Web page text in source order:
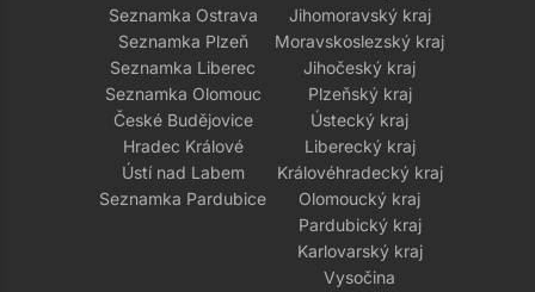
Seznamka Ostrava
Seznamka Plzeň
Seznamka Liberec
Seznamka Olomouc
České Budějovice
Hradec Králové
Ústí nad Labem
Seznamka Pardubice
Jihomoravský kraj
Moravskoslezský kraj
Jihočeský kraj
Plzeňský kraj
Ústecký kraj
Liberecký kraj
Královéhradecký kraj
Olomoucký kraj
Pardubický kraj
Karlovarský kraj
Vysočina